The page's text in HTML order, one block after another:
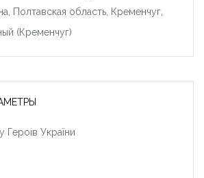
Полтавская область, Кременчуг,
(Кременчуг)
України